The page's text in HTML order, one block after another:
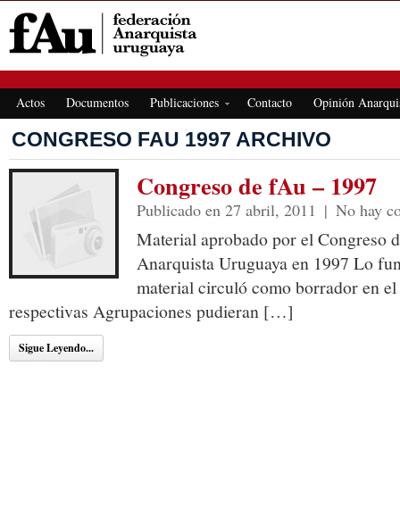
Actos Documentos Publicaciones Contacto Opinión
CONGRESO FAU 1997 ARCHIVO
Congreso de fAu – 1997
Publicado en 27 abril, 2011 | No hay
Material aprobado por el Congreso
Anarquista Uruguaya en 1997 Lo
material circuló como borrador en
respectivas Agrupaciones pudieran […]
Sigue Leyendo...